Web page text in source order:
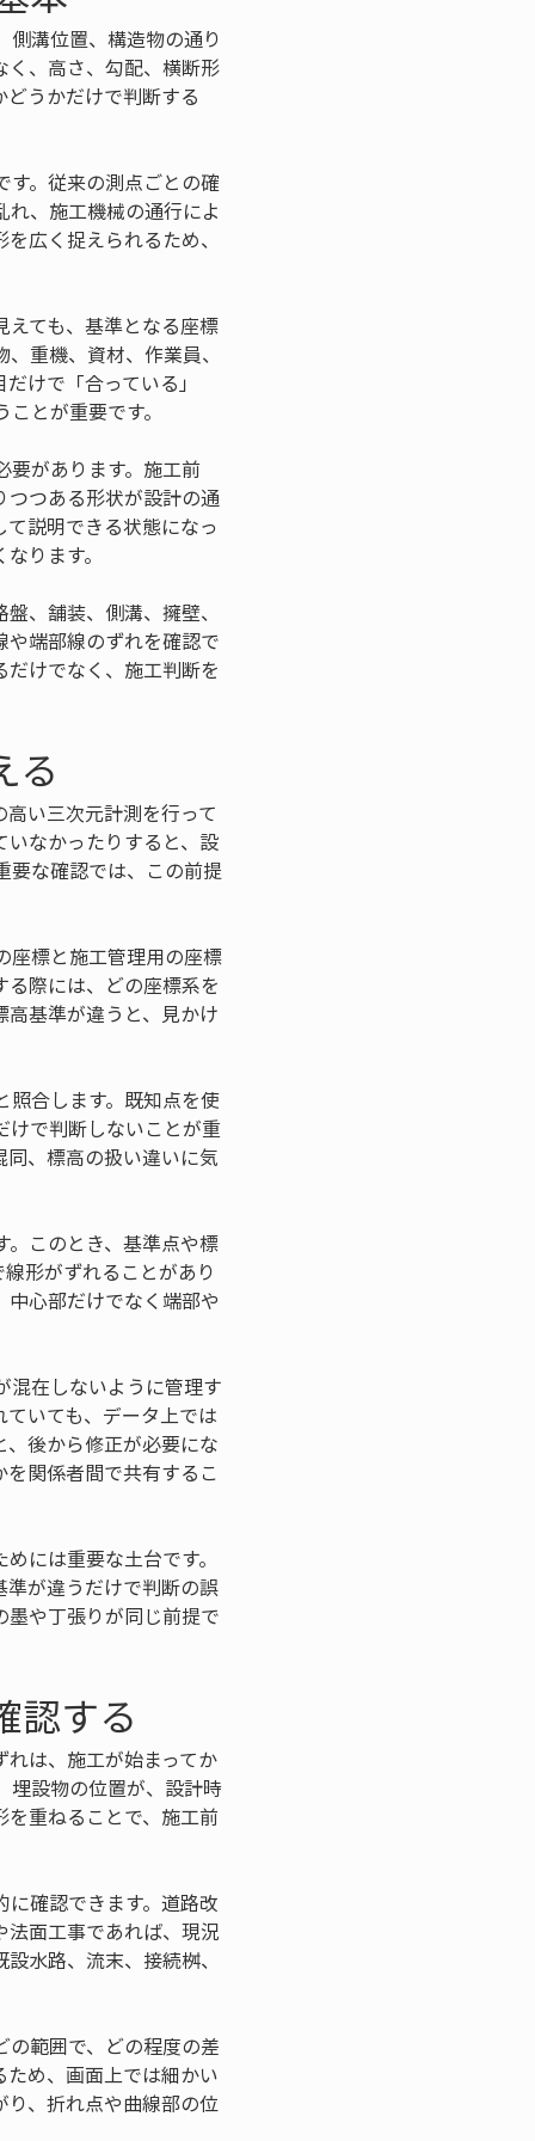
溝位置、構造物の通り
く、高さ、勾配、横断形
うかだけで判断する
。従来の測点ごとの確
、施工機械の通行によ
広く捉えられるため、
ても、基準となる座標
重機、資材、作業員、
けで「合っている」
とが重要です。
要があります。施工前
つつある形状が設計の通
説明できる状態になっ
ります。
、舗装、側溝、擁壁、
端部線のずれを確認で
けでなく、施工判断を
る
い三次元計測を行って
なかったりすると、設
要な確認では、この前提
座標と施工管理用の座標
際には、どの座標系を
基準が違うと、見かけ
照合します。既知点を使
けで判断しないことが重
、標高の扱い違いに気
このとき、基準点や標
形がずれることがあり
心部だけでなく端部や
混在しないように管理す
いても、データ上では
後から修正が必要にな
関係者間で共有するこ
には重要な土台です。
が違うだけで判断の誤
や丁張りが同じ前提で
認する
は、施工が始まってか
埋設物の位置が、設計時
重ねることで、施工前
確認できます。道路改
面工事であれば、現況
水路、流末、接続桝、
範囲で、どの程度の差
め、画面上では細かい
、折れ点や曲線部の位